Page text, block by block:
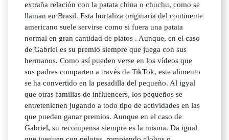
extraña relación con la patata china o chuchu, como se
llaman en Brasil. Esta hortaliza originaria del continente
americano suele servirse como si fuera una patata
normal en gran cantidad de platos . Aunque, en el caso
de Gabriel es su premio siempre que juega con sus
hermanos. Como así pueden verse en los vídeos que
sus padres comparten a través de TikTok, este alimento
se ha convertido en la pesadilla del pequeño. Al igyal
que otras familias de influencers, los pequeños se
entretenienen jugando a todo tipo de actividades en las
que pueden ganar premios. Aunque en el caso de
Gabriel, su recompensa siempre es la misma. Da igual